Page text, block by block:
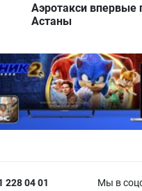
Аэротакси впервые
Астаны
228 04 01 Мы в